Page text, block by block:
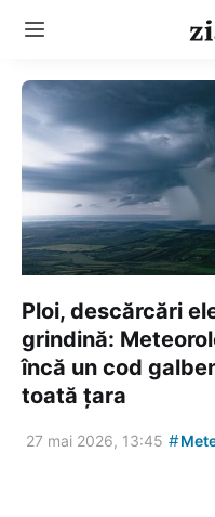
Ploi, descărcări
grindină:
încă un cod
toată țara
27 mai 2026, 13:45 #